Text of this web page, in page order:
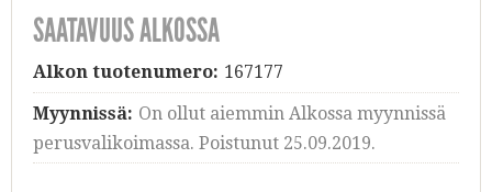
SAATAVUUS ALKOSSA
Alkon tuotenumero: 167177
Myynnissä: On ollut aiemmin Alkossa myynnissä
perusvalikoimassa. Poistunut 25.09.2019.